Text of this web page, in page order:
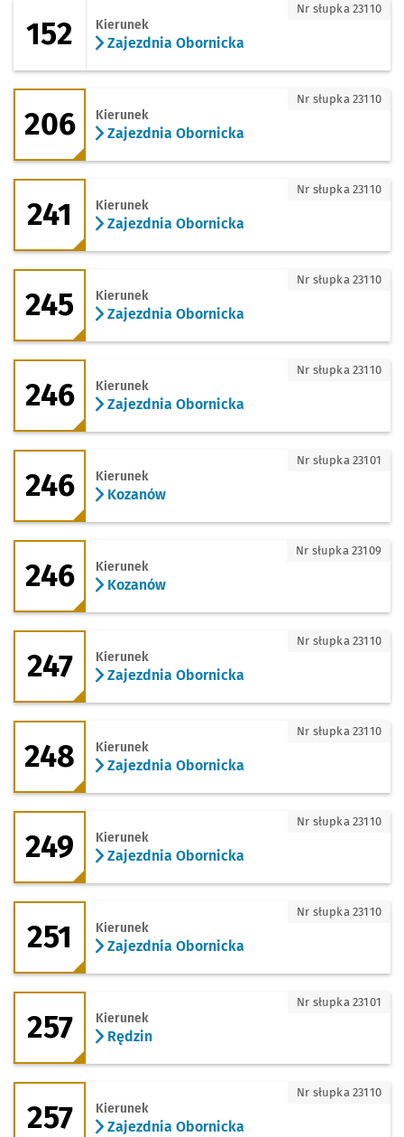
152 - kierunek Zajezdnia Obornicka
152 Kierunek
Zajezdnia Obornicka
Nr słupka 23110
206 - kierunek Zajezdnia Obornicka
206 Kierunek
Zajezdnia Obornicka
Nr słupka 23110
241 - kierunek Zajezdnia Obornicka
241 Kierunek
Zajezdnia Obornicka
Nr słupka 23110
245 - kierunek Zajezdnia Obornicka
245 Kierunek
Zajezdnia Obornicka
Nr słupka 23110
246 - kierunek Zajezdnia Obornicka
246 Kierunek
Zajezdnia Obornicka
Nr słupka 23110
246 - kierunek Kozanów
246 Kierunek
Kozanów
Nr słupka 23101
246 - kierunek Kozanów
246 Kierunek
Kozanów
Nr słupka 23109
247 - kierunek Zajezdnia Obornicka
247 Kierunek
Zajezdnia Obornicka
Nr słupka 23110
248 - kierunek Zajezdnia Obornicka
248 Kierunek
Zajezdnia Obornicka
Nr słupka 23110
249 - kierunek Zajezdnia Obornicka
249 Kierunek
Zajezdnia Obornicka
Nr słupka 23110
251 - kierunek Zajezdnia Obornicka
251 Kierunek
Zajezdnia Obornicka
Nr słupka 23110
257 - kierunek Rędzin
257 Kierunek
Rędzin
Nr słupka 23101
257 - kierunek Zajezdnia Obornicka
257 Kierunek
Zajezdnia Obornicka
Nr słupka 23110